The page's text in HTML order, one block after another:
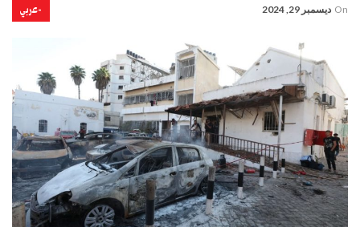
-عربي On ديسمبر 29, 2024